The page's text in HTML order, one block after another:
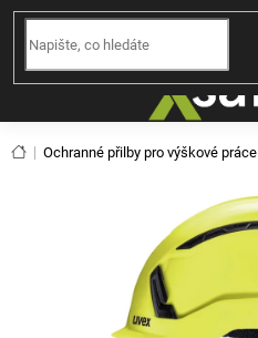
Přejít
obsah
Domů
Ochranné přilby pro výškové práce